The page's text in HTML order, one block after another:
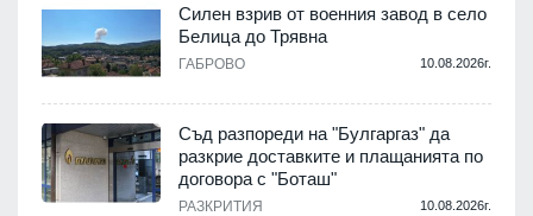
Силен взрив от военния завод в село
Белица до Трявна
ГАБРОВО 10.08.2026г.
Съд разпореди на "Булгаргаз" да
разкрие доставките и плащанията по
договора с "Боташ"
РАЗКРИТИЯ 10.08.2026г.